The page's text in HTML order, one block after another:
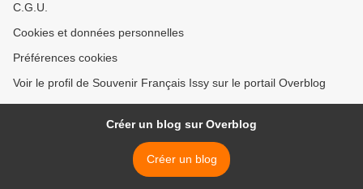
C.G.U.
Cookies et données personnelles
Préférences cookies
Voir le profil de Souvenir Français Issy sur le portail Overblog
Créer un blog sur Overblog
Créer un blog